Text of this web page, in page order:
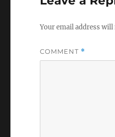
Your email address
COMMENT *